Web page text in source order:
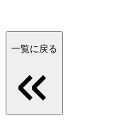
一覧に戻る